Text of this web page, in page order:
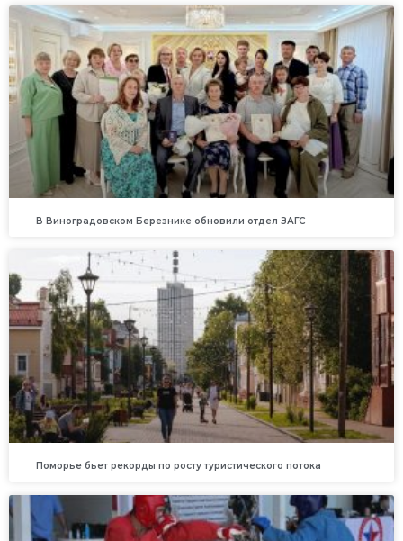
В Виноградовском Березнике обновили отдел ЗАГС
Поморье бьет рекорды по росту туристического потока